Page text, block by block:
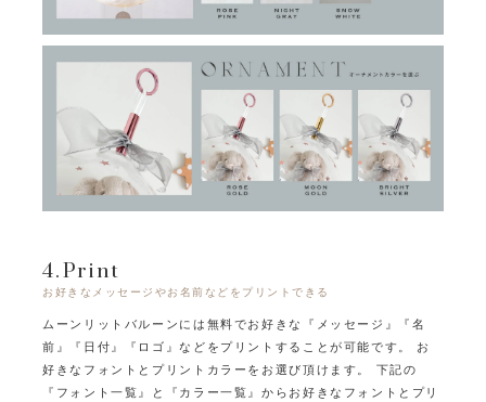
4.Print
お好きなメッセージやお名前などをプリントできる
ムーンリットバルーンには無料でお好きな『メッセージ』『名
前』『日付』『ロゴ』などをプリントすることが可能です。
お
好きなフォントとプリントカラーをお選び頂けます。
下記の
『フォント一覧』と『カラー一覧』からお好きなフォントとプリ